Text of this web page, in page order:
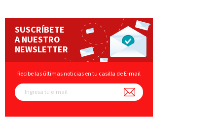
SUSCRÍBETE
A NUESTRO
NEWSLETTER
Recibe las últimas noticias en tu casilla de E-mail